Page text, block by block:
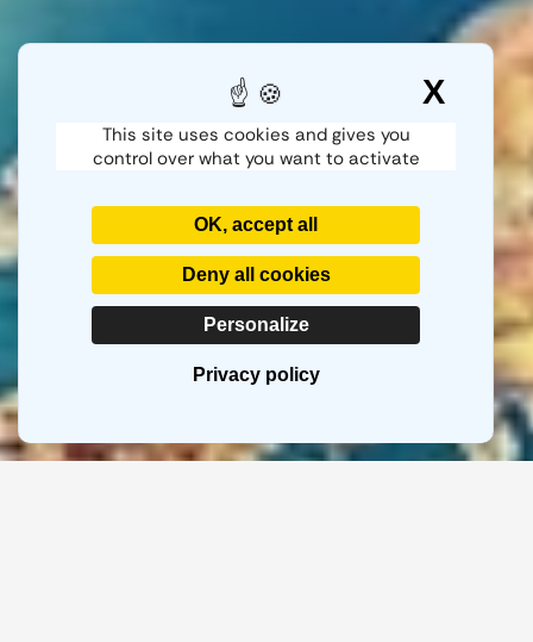
This site uses cookies and gives you
control over what you want to activate
OK, accept all
Deny all cookies
Personalize
Privacy policy
X